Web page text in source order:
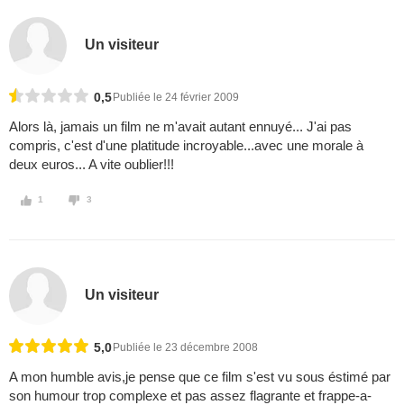
Un visiteur
0,5 Publiée le 24 février 2009
Alors là, jamais un film ne m'avait autant ennuyé... J'ai pas
compris, c'est d'une platitude incroyable...avec une morale à
deux euros... A vite oublier!!!
1 3
Un visiteur
5,0 Publiée le 23 décembre 2008
A mon humble avis,je pense que ce film s'est vu sous éstimé par
son humour trop complexe et pas assez flagrante et frappe-a-